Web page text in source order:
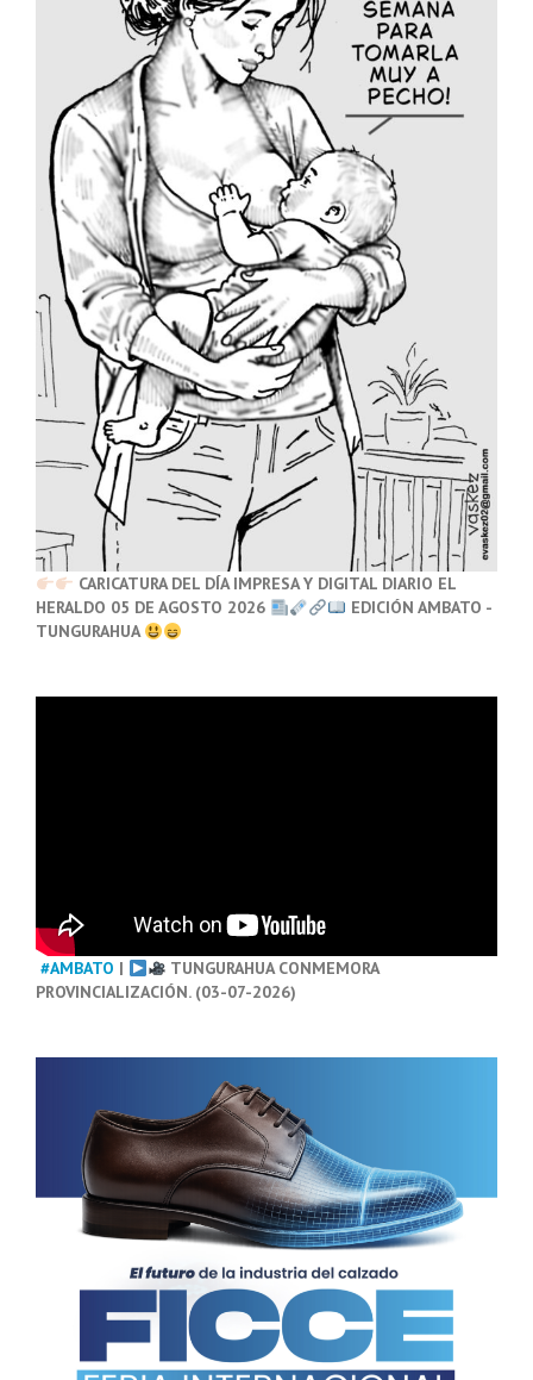
CARICATURA DEL DÍA IMPRESA Y DIGITAL DIARIO EL
HERALDO 05 DE AGOSTO 2026
EDICIÓN AMBATO -
TUNGURAHUA
#AMBATO |
TUNGURAHUA CONMEMORA
PROVINCIALIZACIÓN. (03-07-2026)